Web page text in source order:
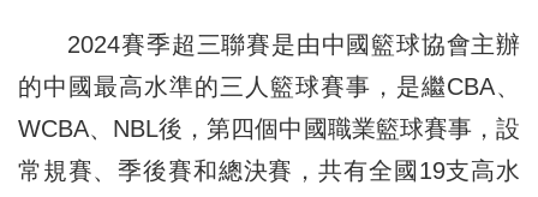
2024賽季超三聯賽是由中國籃球協會主辦
的中國最高水準的三人籃球賽事，是繼CBA、
WCBA、NBL後，第四個中國職業籃球賽事，設
常規賽、季後賽和總決賽，共有全國19支高水